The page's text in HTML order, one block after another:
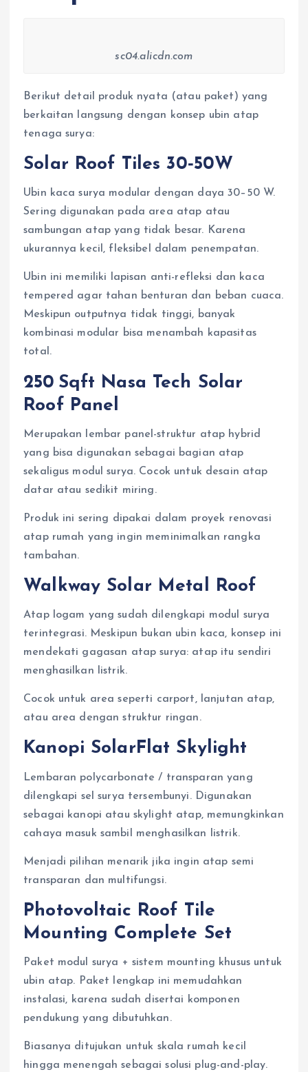
sc04.alicdn.com
Berikut detail produk nyata (atau paket) yang
berkaitan langsung dengan konsep ubin atap
tenaga surya:
Solar Roof Tiles 30‑50W
Ubin kaca surya modular dengan daya 30–50 W.
Sering digunakan pada area atap atau
sambungan atap yang tidak besar. Karena
ukurannya kecil, fleksibel dalam penempatan.
Ubin ini memiliki lapisan anti-refleksi dan kaca
tempered agar tahan benturan dan beban cuaca.
Meskipun outputnya tidak tinggi, banyak
kombinasi modular bisa menambah kapasitas
total.
250 Sqft Nasa Tech Solar
Roof Panel
Merupakan lembar panel-struktur atap hybrid
yang bisa digunakan sebagai bagian atap
sekaligus modul surya. Cocok untuk desain atap
datar atau sedikit miring.
Produk ini sering dipakai dalam proyek renovasi
atap rumah yang ingin meminimalkan rangka
tambahan.
Walkway Solar Metal Roof
Atap logam yang sudah dilengkapi modul surya
terintegrasi. Meskipun bukan ubin kaca, konsep ini
mendekati gagasan atap surya: atap itu sendiri
menghasilkan listrik.
Cocok untuk area seperti carport, lanjutan atap,
atau area dengan struktur ringan.
Kanopi SolarFlat Skylight
Lembaran polycarbonate / transparan yang
dilengkapi sel surya tersembunyi. Digunakan
sebagai kanopi atau skylight atap, memungkinkan
cahaya masuk sambil menghasilkan listrik.
Menjadi pilihan menarik jika ingin atap semi
transparan dan multifungsi.
Photovoltaic Roof Tile
Mounting Complete Set
Paket modul surya + sistem mounting khusus untuk
ubin atap. Paket lengkap ini memudahkan
instalasi, karena sudah disertai komponen
pendukung yang dibutuhkan.
Biasanya ditujukan untuk skala rumah kecil
hingga menengah sebagai solusi plug-and-play.